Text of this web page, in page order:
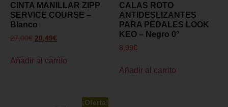
CINTA MANILLAR ZIPP
SERVICE COURSE –
Blanco
27,00€ 20,49€
Añadir al carrito
CALAS ROTO
ANTIDESLIZANTES
PARA PEDALES LOOK
KEO – Negro 0°
8,99€
Añadir al carrito
¡Oferta!